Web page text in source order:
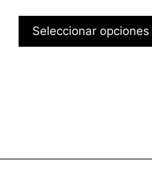
Seleccionar opciones